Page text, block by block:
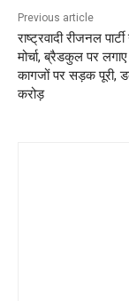
k
Previous article
राष्ट्रवादी रीजनल
मोर्चा, ब्रैडकुल पर
कागजों पर सड़क पूरी,
करोड़